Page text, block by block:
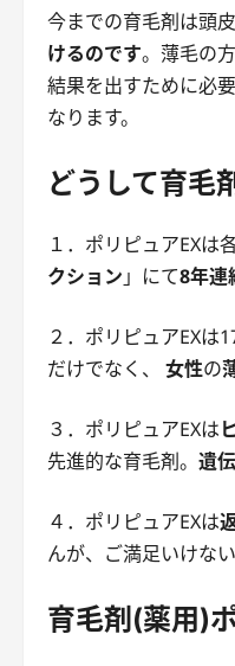
今までの育毛剤は頭
けるのです。薄毛の
結果を出すために必
なります。
どうして育毛
１．ポリピュアEXは
クション 」にて8年連
２．ポリピュアEXは
だけでなく、 女性の
３．ポリピュアEXは
先進的な育毛剤。 遺
４．ポリピュアEXは
んが、ご満足いけな
育毛剤(薬用)